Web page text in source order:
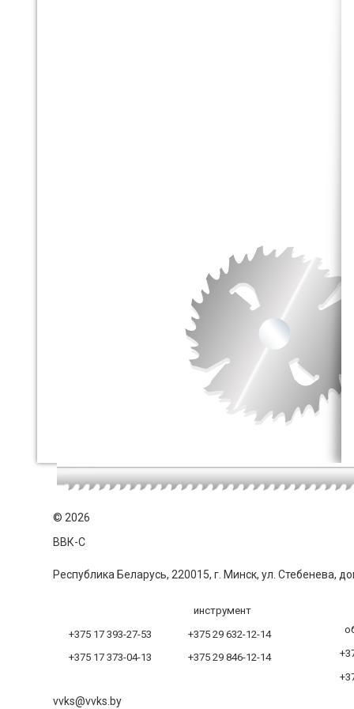
© 2026
ВВК-С
Республика Беларусь, 220015, г. Минск, ул. Стебенева,
+375 17 393-27-53
+375 17 373-04-13
инструмент
+375 29 632-12-14
+375 29 846-12-14
vvks@vvks.by